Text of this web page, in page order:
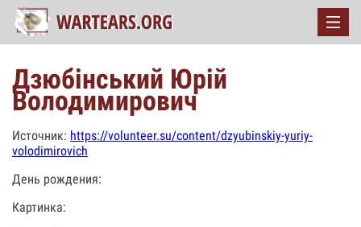
Дзюбінський Юрій
Володимирович
Источник: https://volunteer.su/content/dzyubinskiy-yuriy-
volodimirovich
День рождения:
Картинка: